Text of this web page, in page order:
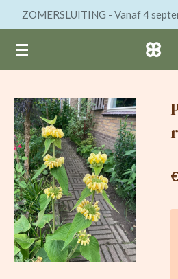
naar
de
ZOMERSLUITING - Vanaf 4